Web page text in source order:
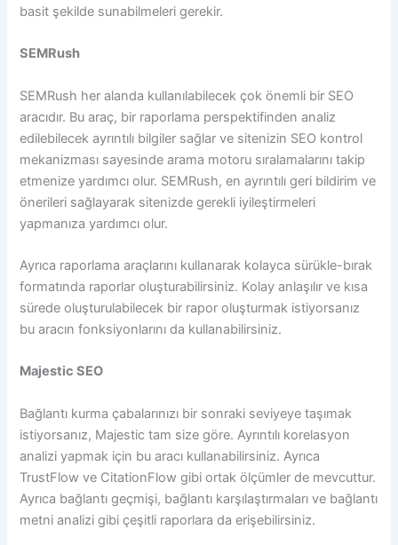
basit şekilde sunabilmeleri gerekir.
SEMRush
SEMRush her alanda kullanılabilecek çok önemli bir SEO
aracıdır. Bu araç, bir raporlama perspektifinden analiz
edilebilecek ayrıntılı bilgiler sağlar ve sitenizin SEO kontrol
mekanizması sayesinde arama motoru sıralamalarını takip
etmenize yardımcı olur. SEMRush, en ayrıntılı geri bildirim ve
önerileri sağlayarak sitenizde gerekli iyileştirmeleri
yapmanıza yardımcı olur.
Ayrıca raporlama araçlarını kullanarak kolayca sürükle-bırak
formatında raporlar oluşturabilirsiniz. Kolay anlaşılır ve kısa
sürede oluşturulabilecek bir rapor oluşturmak istiyorsanız
bu aracın fonksiyonlarını da kullanabilirsiniz.
Majestic SEO
Bağlantı kurma çabalarınızı bir sonraki seviyeye taşımak
istiyorsanız, Majestic tam size göre. Ayrıntılı korelasyon
analizi yapmak için bu aracı kullanabilirsiniz. Ayrıca
TrustFlow ve CitationFlow gibi ortak ölçümler de mevcuttur.
Ayrıca bağlantı geçmişi, bağlantı karşılaştırmaları ve bağlantı
metni analizi gibi çeşitli raporlara da erişebilirsiniz.